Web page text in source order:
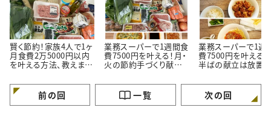
賢く節約！家族4人で1ヶ
月食費2万5000円以内
を叶える方法、教えま
家事ごはん
業務スーパーで1週間食
費7500円を叶える！月・
火の節約手づくり献立
はん
業務スーパーで1週
費7500円を叶える！
半ばの献立は放置
はん！
前の回 一覧 次の回